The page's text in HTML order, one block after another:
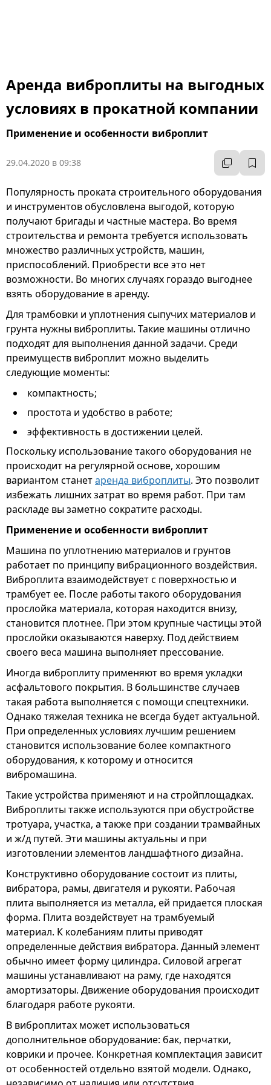
Аренда виброплиты на выгодных
условиях в прокатной компании
Применение и особенности виброплит
29.04.2020 в 09:38
Популярность проката строительного оборудования
и инструментов обусловлена выгодой, которую
получают бригады и частные мастера. Во время
строительства и ремонта требуется использовать
множество различных устройств, машин,
приспособлений. Приобрести все это нет
возможности. Во многих случаях гораздо выгоднее
взять оборудование в аренду.
Для трамбовки и уплотнения сыпучих материалов и
грунта нужны виброплиты. Такие машины отлично
подходят для выполнения данной задачи. Среди
преимуществ виброплит можно выделить
следующие моменты:
компактность;
простота и удобство в работе;
эффективность в достижении целей.
Поскольку использование такого оборудования не
происходит на регулярной основе, хорошим
вариантом станетаренда виброплиты. Это позволит
избежать лишних затрат во время работ. При там
раскладе вы заметно сократите расходы.
Применение и особенности виброплит
Машина по уплотнению материалов и грунтов
работает по принципу вибрационного воздействия.
Виброплита взаимодействует с поверхностью и
трамбует ее. После работы такого оборудования
прослойка материала, которая находится внизу,
становится плотнее. При этом крупные частицы этой
прослойки оказываются наверху. Под действием
своего веса машина выполняет прессование.
Иногда виброплиту применяют во время укладки
асфальтового покрытия. В большинстве случаев
такая работа выполняется с помощи спецтехники.
Однако тяжелая техника не всегда будет актуальной.
При определенных условиях лучшим решением
становится использование более компактного
оборудования, к которому и относится
вибромашина.
Такие устройства применяют и на стройплощадках.
Виброплиты также используются при обустройстве
тротуара, участка, а также при создании трамвайных
и ж/д путей. Эти машины актуальны и при
изготовлении элементов ландшафтного дизайна.
Конструктивно оборудование состоит из плиты,
вибратора, рамы, двигателя и рукояти. Рабочая
плита выполняется из металла, ей придается плоская
форма. Плита воздействует на трамбуемый
материал. К колебаниям плиты приводят
определенные действия вибратора. Данный элемент
обычно имеет форму цилиндра. Силовой агрегат
машины устанавливают на раму, где находятся
амортизаторы. Движение оборудования происходит
благодаря работе рукояти.
В виброплитах может использоваться
дополнительное оборудование: бак, перчатки,
коврики и прочее. Конкретная комплектация зависит
от особенностей отдельно взятой модели. Однако,